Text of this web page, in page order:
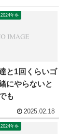
年冬
と1回くらいゴ
にやらないと
も
2025.02.18
年冬